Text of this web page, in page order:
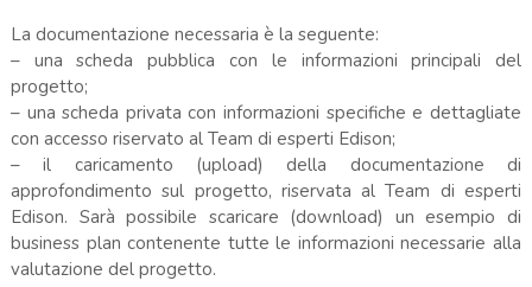
La documentazione necessaria è la seguente:
– una scheda pubblica con le informazioni principali del
progetto;
– una scheda privata con informazioni specifiche e dettagliate
con accesso riservato al Team di esperti Edison;
– il caricamento (upload) della documentazione di
approfondimento sul progetto, riservata al Team di esperti
Edison. Sarà possibile scaricare (download) un esempio di
business plan contenente tutte le informazioni necessarie alla
valutazione del progetto.